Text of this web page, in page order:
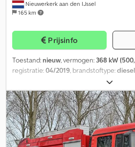
Nieuwerkerk aan den IJssel
165 km
Prijsinfo
Toestand: nieuw, vermogen: 368 kW
registratie:04/2019, brandstoftype:diesel
, wielbasis:
diesel, brandstoftankcapaciteit:200 l,
bestuurderscabine:dagcabine, soort
automatisch, emissieklasse:Euro 6,
lengte:8.000 mm, totale breedte:2.500
mm, laadruimte inhoud:5 m³, Bouwjaar:
airconditioning, = Verdere opties en